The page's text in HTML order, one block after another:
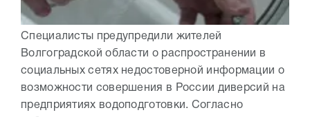
Специалисты предупредили жителей
Волгоградской области о распространении в
социальных сетях недостоверной информации о
возможности совершения в России диверсий на
предприятиях водоподготовки. Согласно